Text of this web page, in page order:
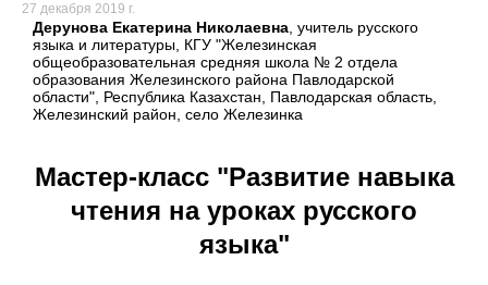
27 декабря 2019 г.
Дерунова Екатерина Николаевна, учитель русского
языка и литературы, КГУ "Железинская
общеобразовательная средняя школа № 2 отдела
образования Железинского района Павлодарской
области", Республика Казахстан, Павлодарская область,
Железинский район, село Железинка
Мастер-класс "Развитие навыка
чтения на уроках русского
языка"